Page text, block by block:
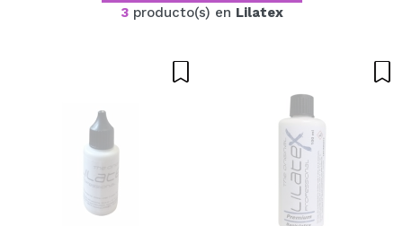
No tengo cuenta aquí
QUIERO REGISTRARME
ITALIANO
3producto(s) en Lilatex